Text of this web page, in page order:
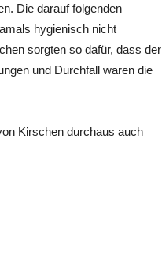
Die darauf folgenden
hygienisch nicht
sorgten so dafür, dass der
und Durchfall waren die
Kirschen durchaus auch